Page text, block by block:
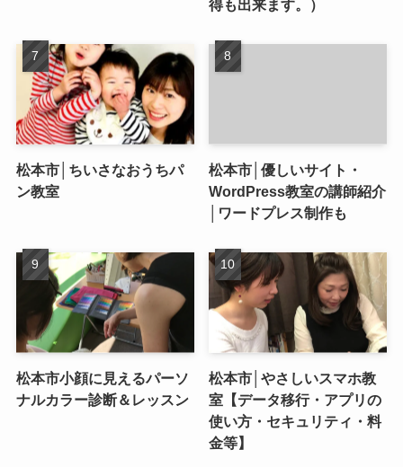
得も出来ます。）
松本市│ちいさなおうちパ
ン教室
松本市│優しいサイト・
WordPress教室の講師紹介
│ワードプレス制作も
松本市小顔に見えるパーソ
ナルカラー診断＆レッスン
松本市│やさしいスマホ教
室【データ移行・アプリの
使い方・セキュリティ・料
金等】